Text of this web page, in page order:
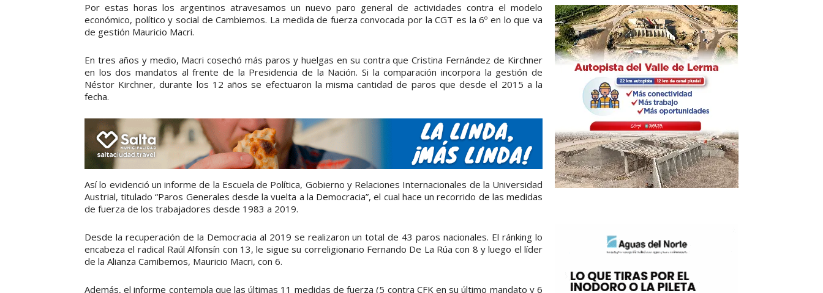
Por estas horas los argentinos atravesamos un nuevo paro general de actividades contra el modelo
económico, político y social de Cambiemos. La medida de fuerza convocada por la CGT es la 6º en lo que va
de gestión Mauricio Macri.
En tres años y medio, Macri cosechó más paros y huelgas en su contra que Cristina Fernández de Kirchner
en los dos mandatos al frente de la Presidencia de la Nación. Si la comparación incorpora la gestión de
Néstor Kirchner, durante los 12 años se efectuaron la misma cantidad de paros que desde el 2015 a la
fecha.
Así lo evidenció un informe de la Escuela de Política, Gobierno y Relaciones Internacionales de la Universidad
Austrial, titulado “Paros Generales desde la vuelta a la Democracia”, el cual hace un recorrido de las medidas
de fuerza de los trabajadores desde 1983 a 2019.
Desde la recuperación de la Democracia al 2019 se realizaron un total de 43 paros nacionales. El ránking lo
encabeza el radical Raúl Alfonsín con 13, le sigue su correligionario Fernando De La Rúa con 8 y luego el líder
de la Alianza Camibemos, Mauricio Macri, con 6.
Además, el informe contempla que las últimas 11 medidas de fuerza (5 contra CFK en su último mandato y 6